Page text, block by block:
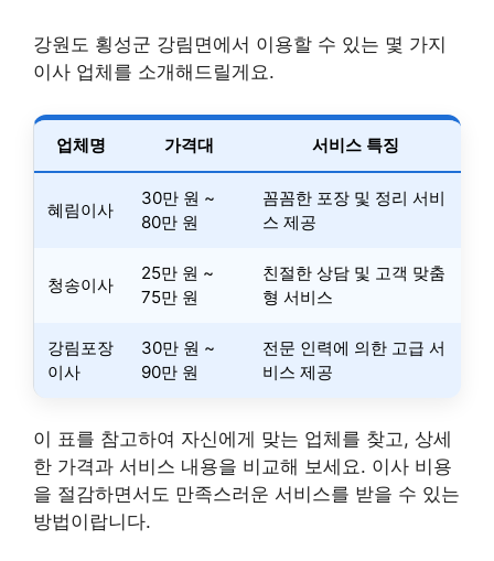
강원도 횡성군 강림면에서 이용할 수 있는 몇 가지
이사 업체를 소개해드릴게요.
업체명 가격대 서비스 특징
혜림이사
30만 원 ~
80만 원
꼼꼼한 포장 및 정리 서비
스 제공
청송이사
25만 원 ~
75만 원
친절한 상담 및 고객 맞춤
형 서비스
강림포장
이사
30만 원 ~
90만 원
전문 인력에 의한 고급 서
비스 제공
이 표를 참고하여 자신에게 맞는 업체를 찾고, 상세
한 가격과 서비스 내용을 비교해 보세요. 이사 비용
을 절감하면서도 만족스러운 서비스를 받을 수 있는
방법이랍니다.